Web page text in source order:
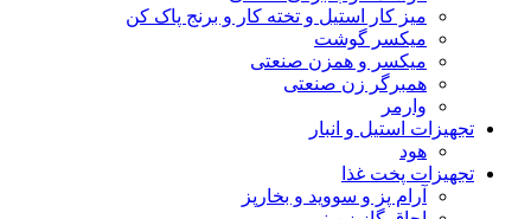
میز کار استیل و تخته کار و برنج پاک کن
میکسر گوشت
میکسر و همزن صنعتی
همبرگر زن صنعتی
وارمر
تجهیزات استیل و انبار
هود
تجهیزات پخت غذا
آرام پز و سووید و بخارپز